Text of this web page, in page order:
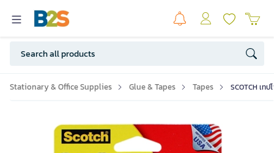
Stationary & Office Supplies Glue & Tapes Tapes SCOTCH เท